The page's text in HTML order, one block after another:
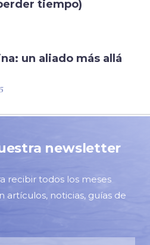
tiempo)
un aliado más allá
newsletter
recibir todos los meses
artículos, noticias, guías de